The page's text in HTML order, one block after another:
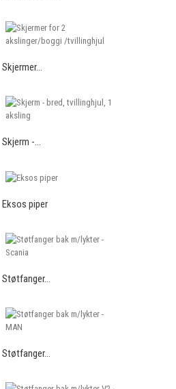
Skjermer...
Skjerm -...
Eksos piper
Støtfanger...
Støtfanger...